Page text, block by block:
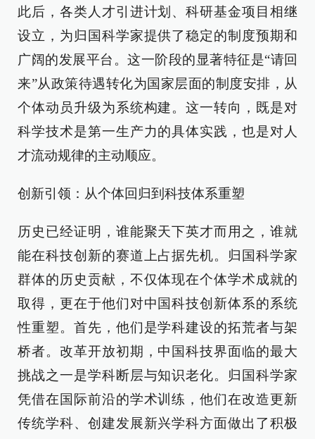
此后，各类人才引进计划、科研基金项目相继
设立，为归国科学家提供了稳定的制度预期和
广阔的发展平台。这一阶段的显著特征是“请回
来”从政策待遇转化为国家层面的制度安排，从
个体动员升级为系统构建。这一转向，既是对
科学技术是第一生产力的具体实践，也是对人
才流动规律的主动顺应。
创新引领：从个体回归到科技体系重塑
历史已经证明，谁能聚天下英才而用之，谁就
能在科技创新的赛道上占据先机。归国科学家
群体的历史贡献，不仅体现在个体学术成就的
取得，更在于他们对中国科技创新体系的系统
性重塑。首先，他们是学科建设的拓荒者与架
桥者。改革开放初期，中国科技界面临的最大
挑战之一是学科断层与知识老化。归国科学家
凭借在国际前沿的学术训练，他们在改造更新
传统学科、创建发展新兴学科方面做出了积极